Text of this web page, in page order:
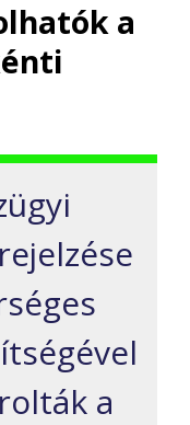
a
a